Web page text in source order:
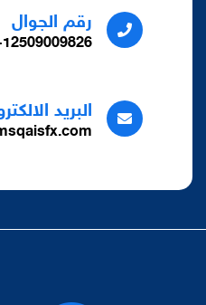
رقم الجوال
12509009826+
البريد